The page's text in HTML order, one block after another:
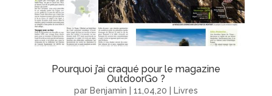
Pourquoi j’ai craqué pour le magazine
OutdoorGo ?
par Benjamin | 11,04,20 | Livres